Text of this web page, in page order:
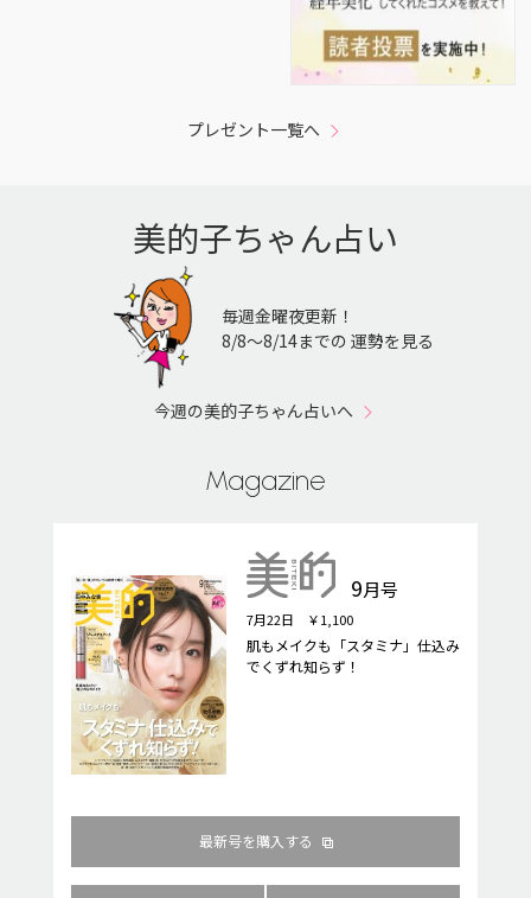
プレゼント一覧へ
美的子ちゃん占い
毎週金曜夜更新！
8/8〜8/14までの 運勢を見る
今週の美的子ちゃん占いへ
Magazine
9月号
7月22日 ￥1,100
肌もメイクも「スタミナ」仕込み
でくずれ知らず！
最新号を購入する